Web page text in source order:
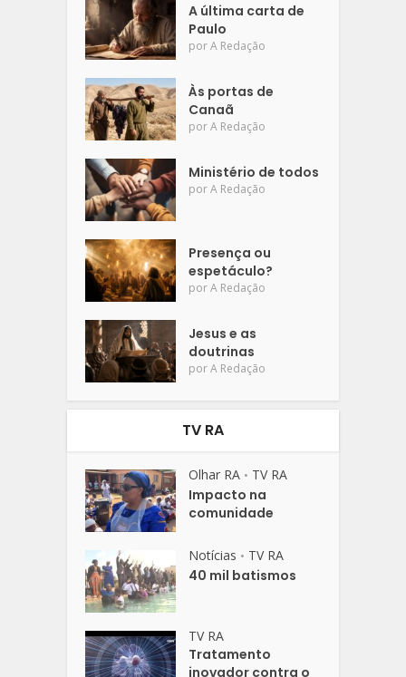
A última carta de
Paulo
porA Redação
Às portas de
Canaã
porA Redação
Ministério de todos
porA Redação
Presença ou
espetáculo?
porA Redação
Jesus e as
doutrinas
porA Redação
TV RA
Olhar RA • TV RA
Impacto na
comunidade
Notícias • TV RA
40 mil batismos
TV RA
Tratamento
inovador contra o